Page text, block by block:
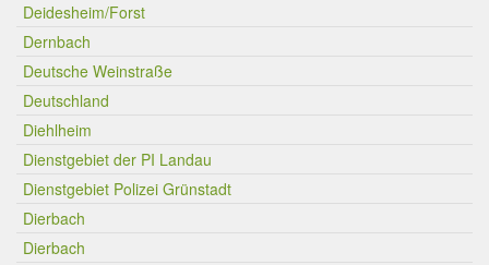
Deidesheim/Forst
Dernbach
Deutsche Weinstraße
Deutschland
Diehlheim
Dienstgebiet der PI Landau
Dienstgebiet Polizei Grünstadt
Dierbach
Dierbach